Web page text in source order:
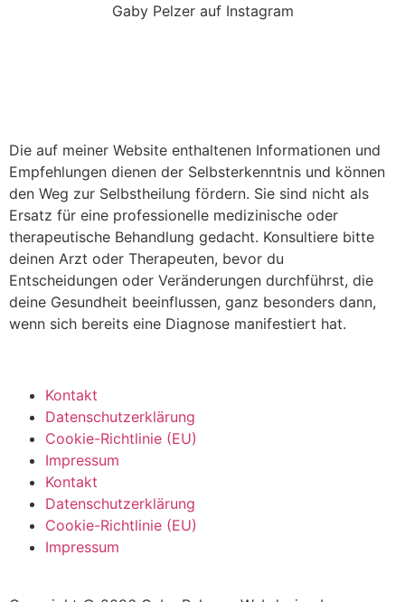
Gaby Pelzer auf Instagram
Die auf meiner Website enthaltenen Informationen und
Empfehlungen dienen der Selbsterkenntnis und können
den Weg zur Selbstheilung fördern. Sie sind nicht als
Ersatz für eine professionelle medizinische oder
therapeutische Behandlung gedacht. Konsultiere bitte
deinen Arzt oder Therapeuten, bevor du
Entscheidungen oder Veränderungen durchführst, die
deine Gesundheit beeinflussen, ganz besonders dann,
wenn sich bereits eine Diagnose manifestiert hat.
Kontakt
Datenschutzerklärung
Cookie-Richtlinie (EU)
Impressum
Kontakt
Datenschutzerklärung
Cookie-Richtlinie (EU)
Impressum